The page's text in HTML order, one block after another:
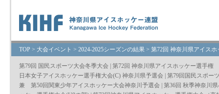
TOP > 大会イベント > 2024-2025シーズンの結果 > 第72回 神奈川県アイス
第79回 国民スポーツ大会冬季大会 | 第72回 神奈川県アイスホッケー選手権
日本女子アイスホッケー選手権大会(C) 神奈川県予選会 | 第79回国民スポー
兼 第50回関東少年アイスホッケー大会神奈川予選会 | 第36回 秋季神奈川